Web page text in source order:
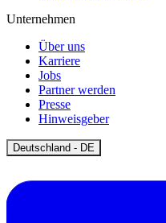
Unternehmen
Über uns
Karriere
Jobs
Partner werden
Presse
Hinweisgeber
Deutschland - DE